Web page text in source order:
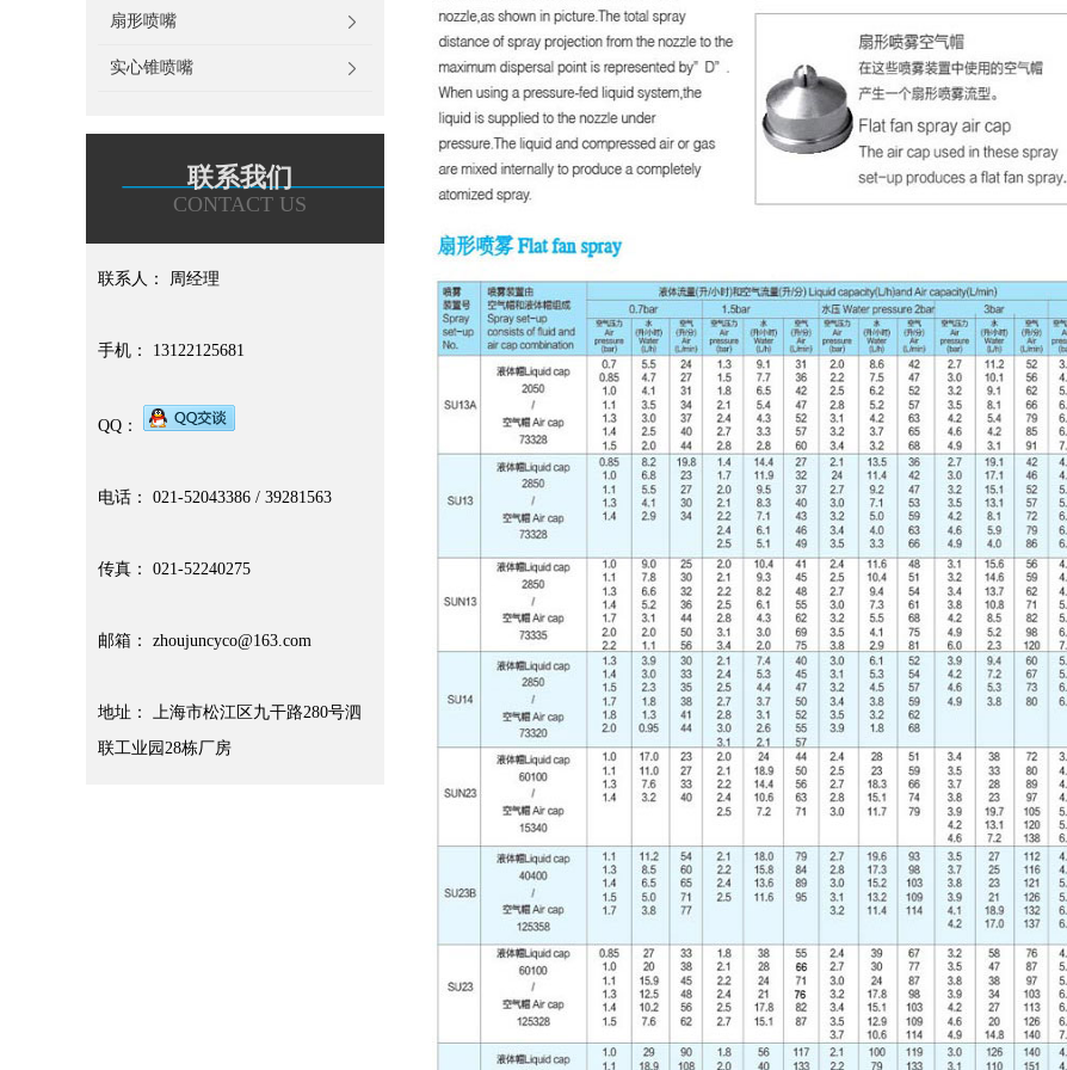
扇形喷嘴
实心锥喷嘴
联系我们
CONTACT US
联系人： 周经理
手机： 13122125681
QQ：
电话： 021-52043386 / 39281563
传真： 021-52240275
邮箱： zhoujuncyco@163.com
地址： 上海市松江区九干路280号泗
联工业园28栋厂房